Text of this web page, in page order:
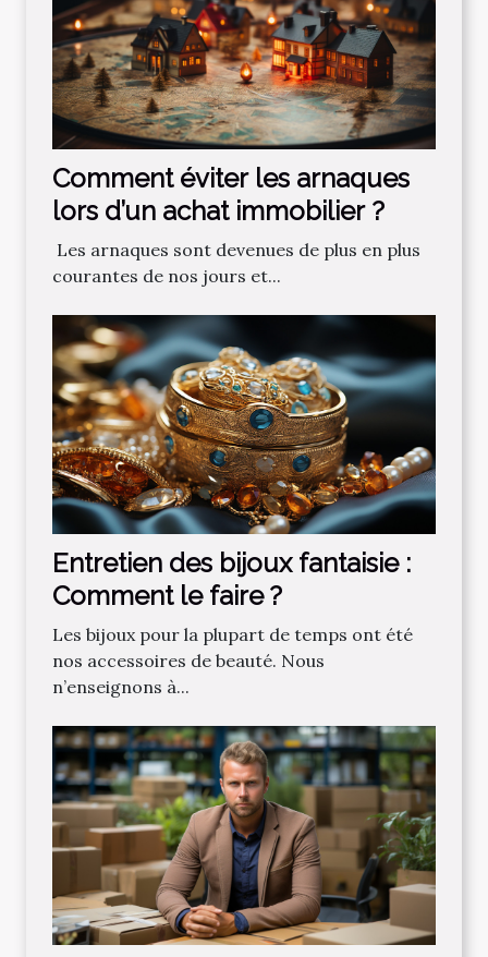
Comment‌ ‌éviter‌ ‌les‌ ‌arnaques‌
‌lors‌ ‌d’un‌ ‌achat‌ ‌immobilier ?‌ ‌
‌ Les‌ ‌arnaques‌ ‌sont‌ ‌devenues‌ ‌de‌ ‌plus‌ ‌en‌ ‌plus‌
‌courantes‌ ‌de‌ ‌nos‌ ‌jours‌ ‌et‌...
Entretien des bijoux fantaisie :
Comment le faire ?
Les bijoux pour la plupart de temps ont été
nos accessoires de beauté. Nous
n’enseignons à...